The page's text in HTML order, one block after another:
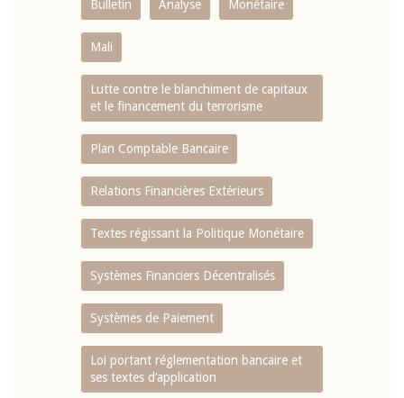
Bulletin Analyse Monétaire
Mali
Lutte contre le blanchiment de capitaux
et le financement du terrorisme
Plan Comptable Bancaire
Relations Financières Extérieurs
Textes régissant la Politique Monétaire
Systèmes Financiers Décentralisés
Systèmes de Paiement
Loi portant réglementation bancaire et
ses textes d’application